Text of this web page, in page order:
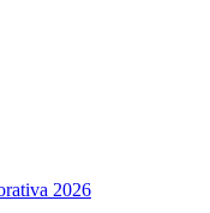
2026